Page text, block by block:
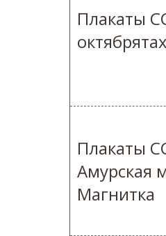
Плакаты
октябрятах
Плакаты
Амурская
Магнитка